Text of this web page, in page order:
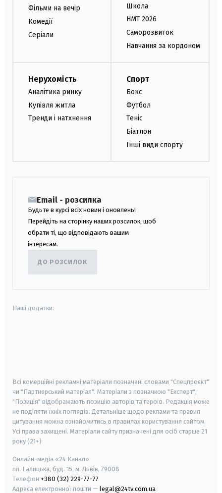
Фільми на вечір
Комедії
Серіали
Школа
НМТ 2026
Саморозвиток
Навчання за кордоном
Нерухомість
Аналітика ринку
Купівля житла
Тренди і натхнення
Спорт
Бокс
Футбол
Теніс
Біатлон
Інші види спорту
Email - розсилка
Будьте в курсі всіх новин і оновлень!
Перейдіть на сторінку наших розсилок, щоб
обрати ті, що відповідають вашим
інтересам.
ДО РОЗСИЛОК
Наші додатки:
Всі комерційні рекламні матеріали позначені словами "Спецпроєкт"
чи "Партнерський матеріал". Матеріали з позначкою "Експерт",
"Позиція" відображають позицію авторів та героїв. Редакція може
не поділяти їхніх поглядів. Детальніше щодо реклами та правил
цитування можна ознайомитись в правилах користування сайтом.
Усі права захищені. Матеріали сайту призначені для осіб старше 21
року (21+)
Онлайн-медіа «24 Канал»
пл. Галицька, буд. 15, м. Львів, 79008
Телефон +380 (32) 229-77-77
Адреса електронної пошти — legal@24tv.com.ua